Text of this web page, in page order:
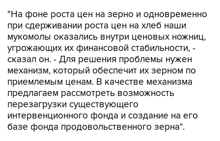
"На фоне роста цен на зерно и одновременно
при сдерживании роста цен на хлеб наши
мукомолы оказались внутри ценовых ножниц,
угрожающих их финансовой стабильности, -
сказал он. - Для решения проблемы нужен
механизм, который обеспечит их зерном по
приемлемым ценам. В качестве механизма
предлагаем рассмотреть возможность
перезагрузки существующего
интервенционного фонда и создание на его
базе фонда продовольственного зерна".